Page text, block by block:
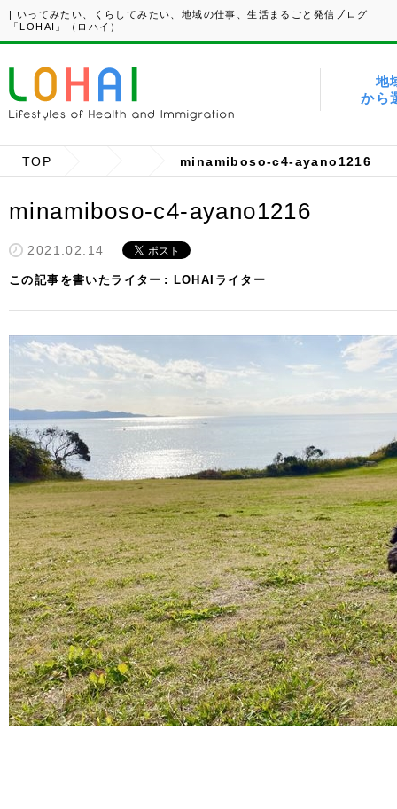
| いってみたい、くらしてみたい、地域の仕事、生活まるごと発信ブログ
「LOHAI」（ロハイ）
地
から
TOP minamiboso-c4-ayano1216
minamiboso-c4-ayano1216
2021.02.14
この記事を書いたライター LOHAIライター